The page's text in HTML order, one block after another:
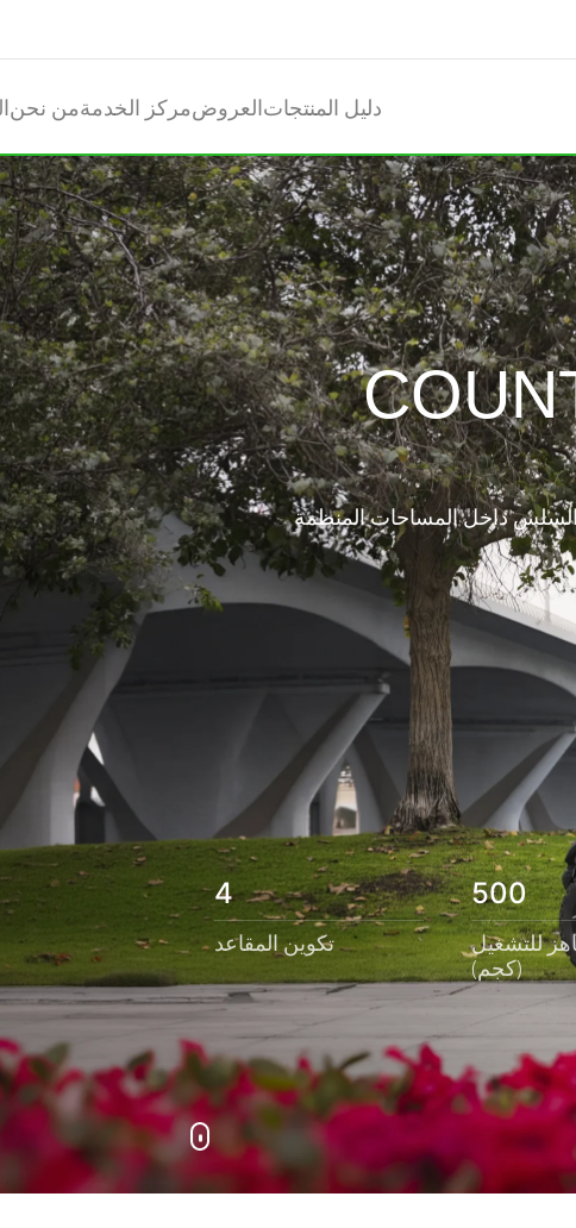
دليل المنتجاتالعروضمركز الخدمةمن نحن
السلس داخل المساحات المنظمة
500
4
للتشغيل
(كجم)
تكوين المقاعد